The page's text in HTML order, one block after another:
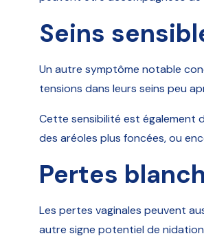
Seins
Un autre symptôme notable
tensions dans leurs seins peu
Cette sensibilité est également
des aréoles plus foncées, ou
Pertes
Les pertes vaginales peuvent
autre signe potentiel de